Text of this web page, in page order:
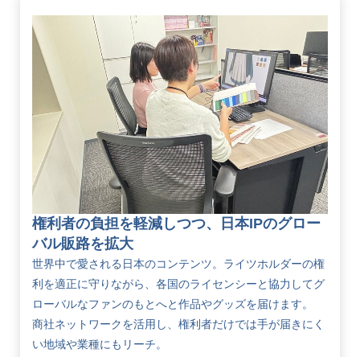
権利者の負担を軽減しつつ、日本IPのグロー
バル販路を拡大
世界中で愛される日本のコンテンツ。ライツホルダーの権
利を適正に守りながら、各国のライセンシーと協力してグ
ローバルなファンのもとへと作品やグッズを届けます。
商社ネットワークを活用し、権利者だけでは手が届きにく
い地域や業種にもリーチ。